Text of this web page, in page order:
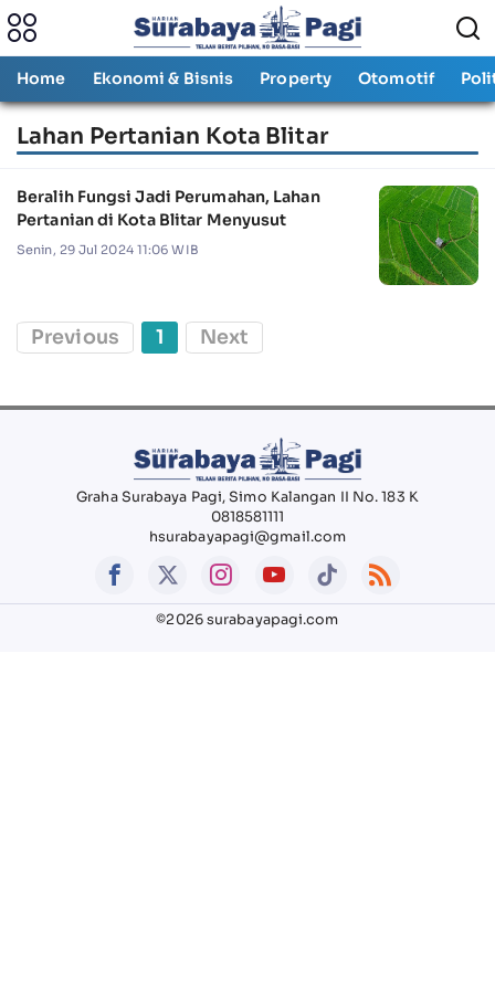
Home Ekonomi & Bisnis Property Otomotif
Lahan Pertanian Kota Blitar
Beralih Fungsi Jadi Perumahan, Lahan
Pertanian di Kota Blitar Menyusut
Senin, 29 Jul 2024 11:06 WIB
Previous 1 Next
Graha Surabaya Pagi, Simo Kalangan II No. 183 K
0818581111
hsurabayapagi@gmail.com
©2026 surabayapagi.com